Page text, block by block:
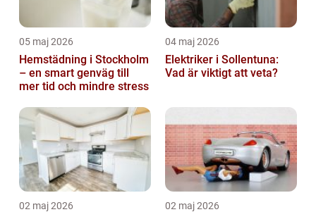
05 maj 2026
Hemstädning i Stockholm
– en smart genväg till
mer tid och mindre stress
04 maj 2026
Elektriker i Sollentuna:
Vad är viktigt att veta?
02 maj 2026 02 maj 2026